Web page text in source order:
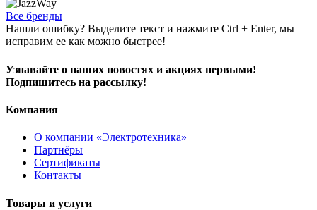
Все бренды
Нашли ошибку? Выделите текст и нажмите Ctrl + Enter, мы
исправим ее как можно быстрее!
Узнавайте о наших новостях и акциях первыми!
Подпишитесь на рассылку!
Компания
О компании «Электротехника»
Партнёры
Сертификаты
Контакты
Товары и услуги